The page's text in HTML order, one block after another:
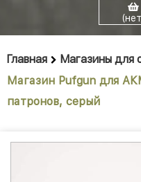
Главная Магазины для
Магазин Pufgun для
патронов, серый